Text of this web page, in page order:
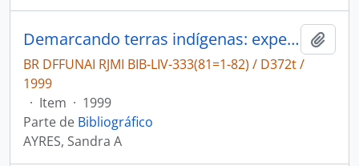
Demarcando terras indígenas: experiências e desafios de um projeto de parceria
BR DFFUNAI RJMI BIB-LIV-333(81=1-82) / D372t /
1999
· Item · 1999
Parte de Bibliográfico
AYRES, Sandra A